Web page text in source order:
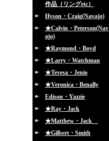
作品（リングetc）
Hyson・Craig(Navajo)
★Calvin・Peterson(Nav
ajo)
★Raymond・Boyd
★Larry・Watchman
★Tevesa・Jenio
★Veronica・Benally
Edison・Yazzie
★Ray・Jack
★Matthew・Jack
★Gilbert・Smith